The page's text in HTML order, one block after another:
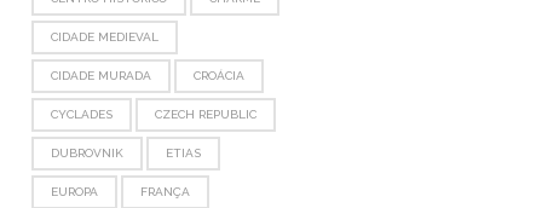
CIDADE MEDIEVAL
CIDADE MURADA CROÁCIA
CYCLADES CZECH REPUBLIC
DUBROVNIK ETIAS
EUROPA FRANÇA